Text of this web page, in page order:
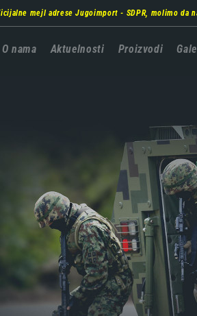
mejl adrese Jugoimport - SDPR, molimo da
Главна
O nama Aktuelnosti Proizvodi